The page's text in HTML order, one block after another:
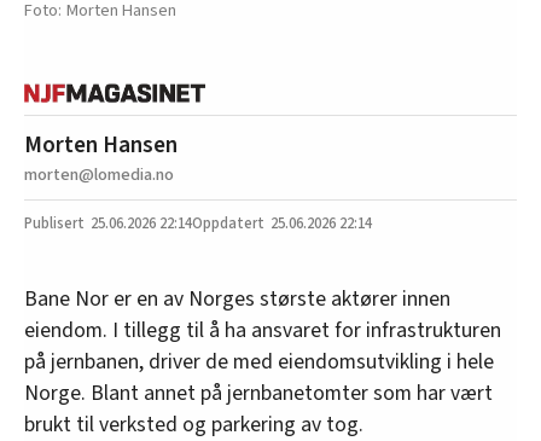
Morten Hansen
Morten Hansen
morten@lomedia.no
25.06.2026 22:14 25.06.2026 22:14
Bane Nor er en av Norges største aktører innen
eiendom. I tillegg til å ha ansvaret for infrastrukturen
på jernbanen, driver de med eiendomsutvikling i hele
Norge. Blant annet på jernbanetomter som har vært
brukt til verksted og parkering av tog.